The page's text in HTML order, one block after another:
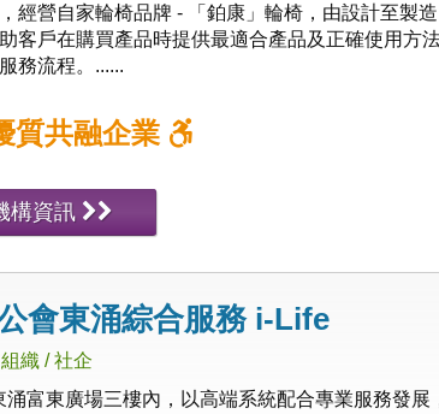
經營自家輪椅品牌 - 「鉑康」輪椅，由設計至製
客戶在購買產品時提供最適合產品及正確使用方
務流程。......
質共融企業
構資訊
會東涌綜合服務 i-Life
組織 / 社企
涌富東廣場三樓內，以高端系統配合專業服務發展